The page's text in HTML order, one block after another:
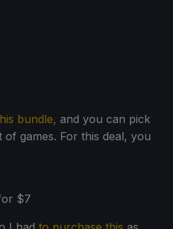
bundle, and you can pick
games. For this deal, you
$7